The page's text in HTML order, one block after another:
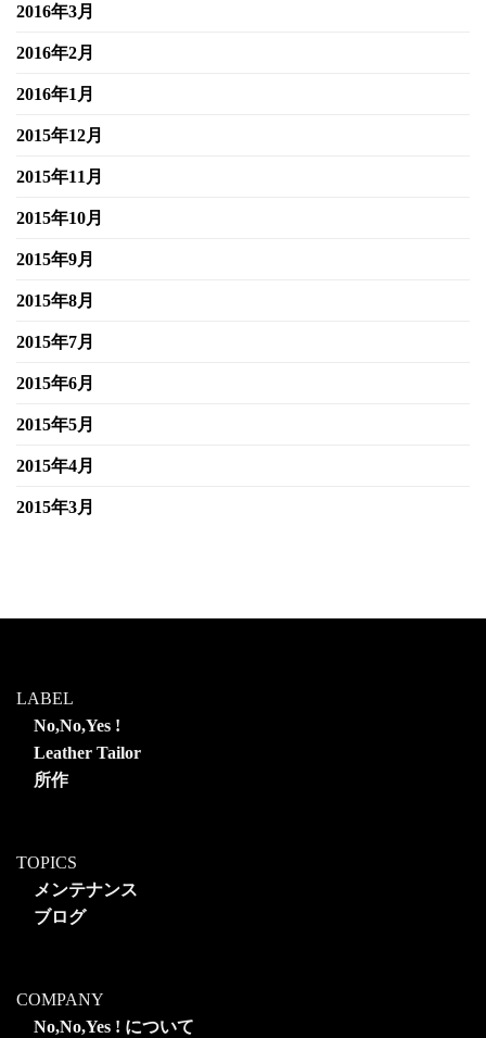
2016年3月
2016年2月
2016年1月
2015年12月
2015年11月
2015年10月
2015年9月
2015年8月
2015年7月
2015年6月
2015年5月
2015年4月
2015年3月
LABEL
No,No,Yes !
Leather Tailor
所作
TOPICS
メンテナンス
ブログ
COMPANY
No,No,Yes ! について